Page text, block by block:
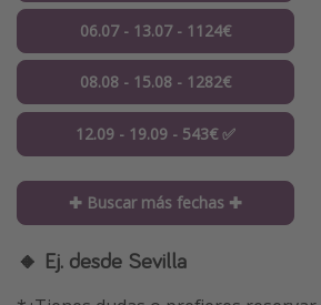
06.07 - 13.07 - 1124€
08.08 - 15.08 - 1282€
12.09 - 19.09 - 543€ ✅
✚ Buscar más fechas ✚
🔸 Ej. desde Sevilla